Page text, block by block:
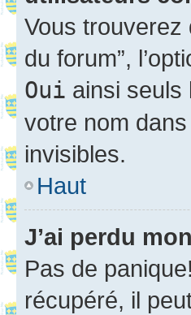
Vous trouverez
du forum”,
Oui ainsi seuls
votre nom
invisibles.
Haut
J’ai perdu
Pas de
récupéré, il